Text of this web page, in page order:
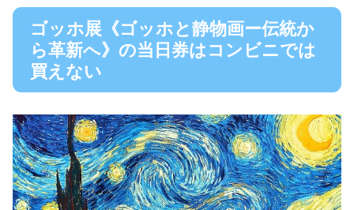
ゴッホ展《ゴッホと静物画ー伝統か
ら革新へ》の当日券はコンビニでは
買えない